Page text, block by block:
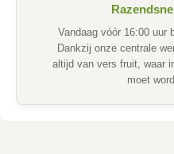
Vandaag vóór 16:00 uur
Dankzij onze centrale
altijd van vers fruit, waar
moet